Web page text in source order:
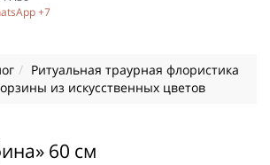
+7
Ритуальная траурная флористика
из искусственных цветов
60 см